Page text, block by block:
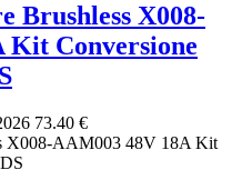
Brushless X008-
Kit Conversione
73.40 €
X008-AAM003 48V 18A Kit